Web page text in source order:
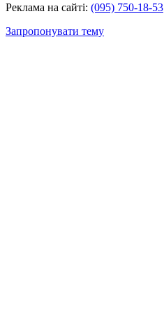
Реклама на сайті: (095) 750-18-53
Запропонувати тему